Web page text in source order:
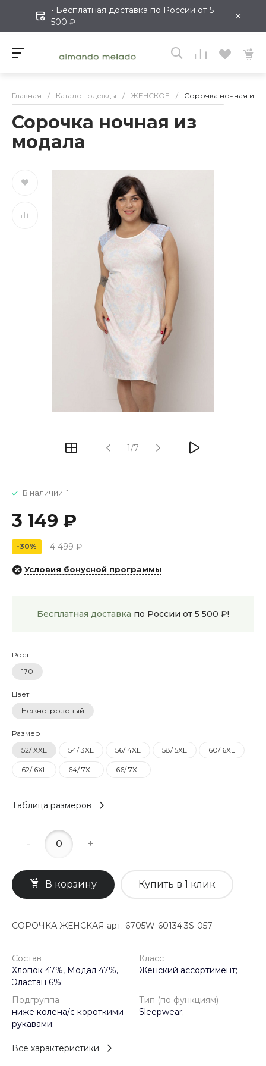
• Бесплатная доставка по России от 5
500 ₽
×
Главная / Каталог одежды / ЖЕНСКОЕ / Сорочка ночная из
Сорочка ночная из
модала
1/7
В наличии: 1
3 149 ₽
-30% 4 499 ₽
Условия бонусной программы
Бесплатная доставка по России от 5 500 ₽!
Рост
170
Цвет
Нежно-розовый
Размер
52/ XXL
54/ 3XL 56/ 4XL 58/ 5XL 60/ 6XL
62/ 6XL 64/ 7XL 66/ 7XL
Таблица размеров
- +
В корзину Купить в 1 клик
СОРОЧКА ЖЕНСКАЯ арт. 6705W-60134.3S-057
Состав
Хлопок 47%, Модал 47%,
Эластан 6%;
Класс
Женский ассортимент;
Подгруппа
ниже колена/с короткими
рукавами;
Тип (по функциям)
Sleepwear;
Все характеристики